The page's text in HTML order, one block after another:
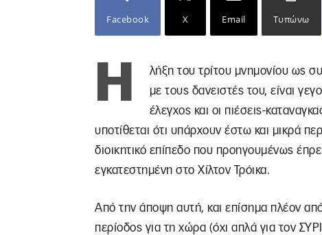
Facebook X Email Τυπώνω
Η
λήξη του τρίτου μνημονίου ως
με τους δανειστές του, είναι
έλεγχος και οι πιέσεις-
υποτίθεται ότι υπάρχουν έστω και μικρά
διοικητικό επίπεδο που προηγουμένως
εγκατεστημένη στο Χίλτον Τρόικα.
Από την άποψη αυτή, και επίσημα πλέον από
περίοδος για τη χώρα (όχι απλά για τον